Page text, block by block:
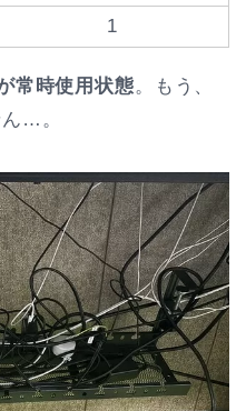
1
常時使用状態。もう、
…。